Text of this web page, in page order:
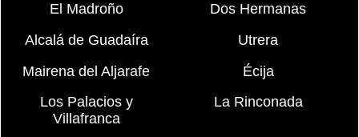
El Madroño
Dos Hermanas
Alcalá de Guadaíra
Utrera
Mairena del Aljarafe
Écija
Los Palacios y
Villafranca
La Rinconada